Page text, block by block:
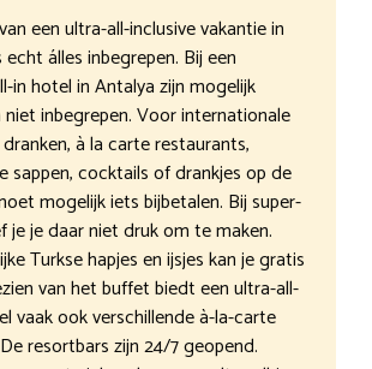
een ultra-all-inclusive vakantie in
álles inbegrepen. Bij een
in hotel in Antalya zijn mogelijk
niet inbegrepen. Voor internationale
à la carte restaurants,
sappen, cocktails of drankjes op de
mogelijk iets bijbetalen. Bij super-
je je daar niet druk om te maken.
Turkse hapjes en ijsjes kan je gratis
van het buffet biedt een ultra-all-
vaak ook verschillende à-la-carte
resortbars zijn 24/7 geopend.